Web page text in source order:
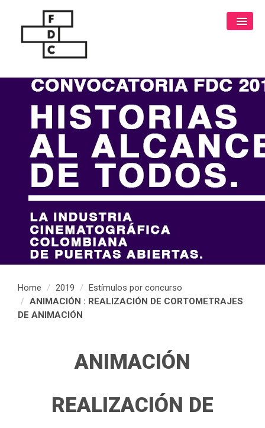
Home 2019
Estímulos por concurso
ANIMACIÓN : REALIZACIÓN DE CORTOMETRAJES
DE ANIMACIÓN
ANIMACIÓN
REALIZACIÓN DE